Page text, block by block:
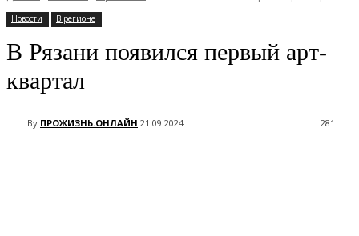
Новости В регионе
В Рязани появился первый арт-
квартал
By ПРОЖИЗНЬ.ОНЛАЙН 21.09.2024 281